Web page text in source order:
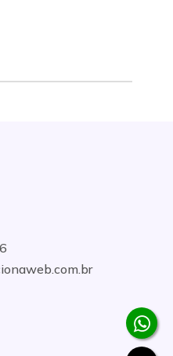
de Planejados para